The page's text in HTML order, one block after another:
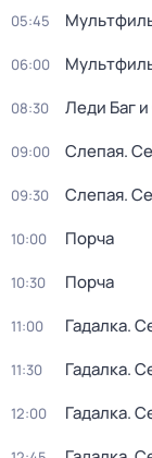
05:45
06:00
08:30 Леди Баг
09:00 Слепая.
09:30 Слепая.
10:00 Порча
10:30 Порча
11:00 Гадалка.
11:30 Гадалка.
12:00 Гадалка.